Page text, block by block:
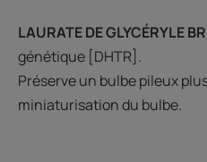
LAURATE DE GLYCÉRYLE
génétique [DHTR].
Préserve un bulbe pileux
miniaturisation du bulbe.